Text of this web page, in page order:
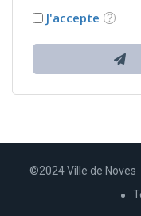
J'accepte
©2024 Ville de Noves